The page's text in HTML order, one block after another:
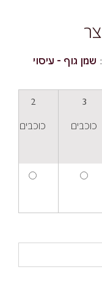
שמן גוף - עיסוי
3
כוכבים
2
כוכבים